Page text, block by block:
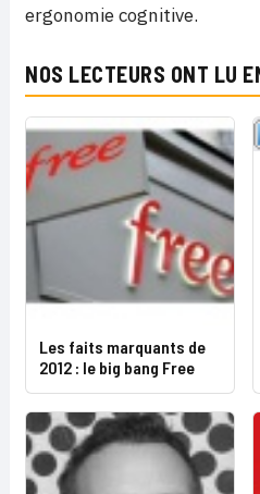
ergonomie cognitive.
NOS LECTEURS ONT LU
Les faits marquants de
2012 : le big bang Free